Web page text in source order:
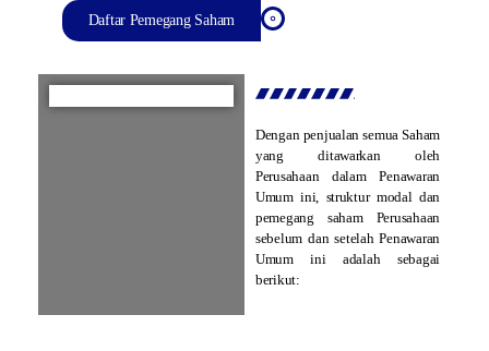
Daftar Pemegang Saham
Dengan penjualan semua Saham
yang ditawarkan oleh
Perusahaan dalam Penawaran
Umum ini, struktur modal dan
pemegang saham Perusahaan
sebelum dan setelah Penawaran
Umum ini adalah sebagai
berikut: